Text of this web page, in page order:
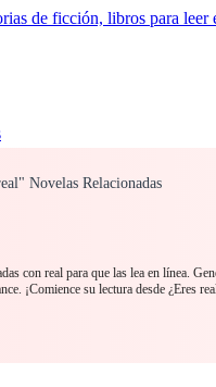
Novelas Relacionadas
con real para que las lea en línea.
¡Comience su lectura desde ¿Eres